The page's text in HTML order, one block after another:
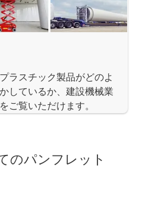
ラスチック製品がどのよ
しているか、建設機械業
ご覧いただけます。
のパンフレット